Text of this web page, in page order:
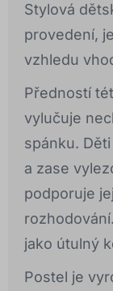
Stylová
provedení,
vzhledu
Předností
vylučuje
spánku.
a zase
podporuje
jako útulný
Postel je